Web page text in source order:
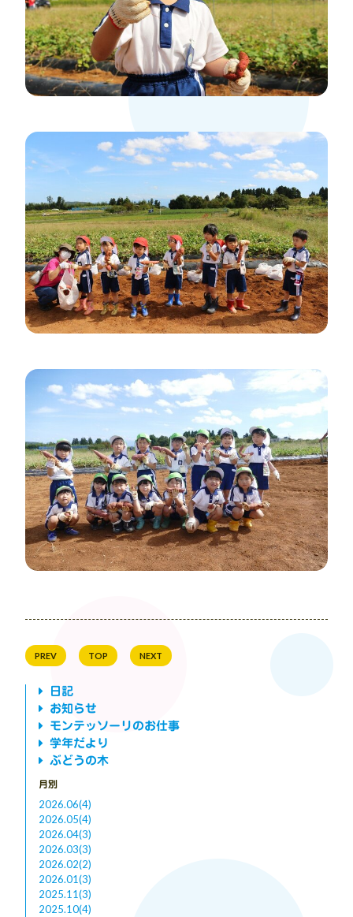
PREV TOP NEXT
日記
お知らせ
モンテッソーリのお仕事
学年だより
ぶどうの木
月別
2026.06(4)
2026.05(4)
2026.04(3)
2026.03(3)
2026.02(2)
2026.01(3)
2025.11(3)
2025.10(4)